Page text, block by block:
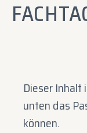
Dieser
unten das
können.